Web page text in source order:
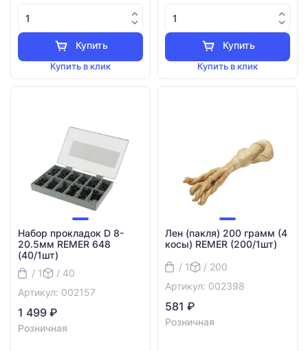
Купить
Купить в клик
Купить
Купить в клик
Набор прокладок D 8-
20.5мм REMER 648
(40/1шт)
/ 1
/ 40
Артикул: 002157
1 499 ₽
Розничная
Лен (пакля) 200 грамм (4
косы) REMER (200/1шт)
/ 1
/ 200
Артикул: 002398
581 ₽
Розничная